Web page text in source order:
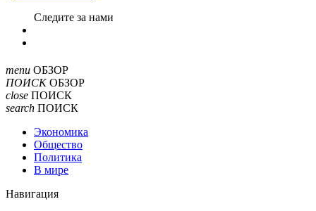
Cледите за нами
menu ОБЗОР
ПОИСК ОБЗОР
close ПОИСК
search ПОИСК
Экономика
Общество
Политика
В мире
Навигация